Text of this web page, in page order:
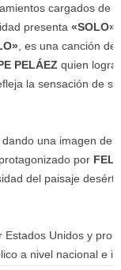
cargados de
presenta «SOLO»
, es una canción
PELÁEZ quien logra
la sensación de
una imagen de
por
del paisaje
Unidos y
a nivel nacional e